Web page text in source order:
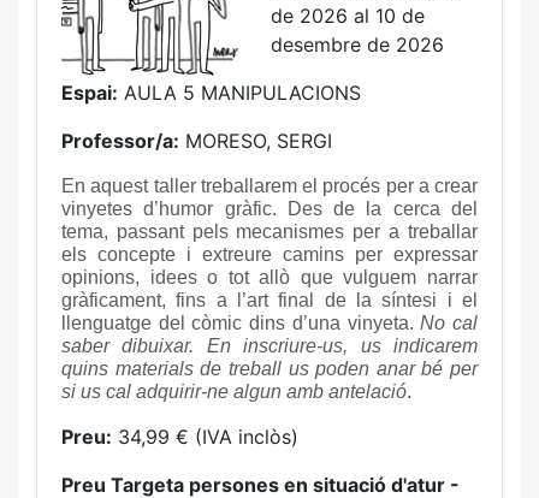
de 2026 al 10 de
desembre de 2026
Espai: AULA 5 MANIPULACIONS
Professor/a: MORESO, SERGI
En aquest taller treballarem el procés per a crear
vinyetes d’humor gràfic. Des de la cerca del
tema, passant pels mecanismes per a treballar
els concepte i extreure camins per expressar
opinions, idees o tot allò que vulguem narrar
gràficament, fins a l’art final de la síntesi i el
llenguatge del còmic dins d’una vinyeta.No cal
saber dibuixar. En inscriure-us, us indicarem
quins materials de treball us poden anar bé per
si us cal adquirir-ne algun amb antelació.
Preu: 34,99 € (IVA inclòs)
Preu Targeta persones en situació d'atur -